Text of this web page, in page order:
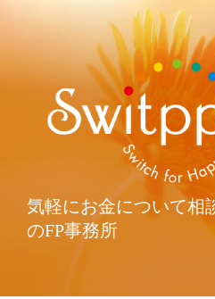
気軽にお金について相
のFP事務所